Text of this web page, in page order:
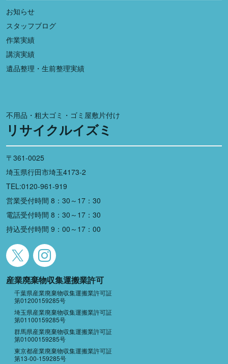
お知らせ
スタッフブログ
作業実績
講演実績
遺品整理・生前整理実績
不用品・粗大ゴミ・ゴミ屋敷片付け
リサイクルイズミ
〒361-0025
埼玉県行田市埼玉4173-2
TEL:0120-961-919
営業受付時間 8：30～17：30
電話受付時間 8：30～17：30
持込受付時間 9：00～17：00
産業廃棄物収集運搬業許可
千葉県産業廃棄物収集運搬業許可証
第01200159285号
埼玉県産業廃棄物収集運搬業許可証
第01100159285号
群馬県産業廃棄物収集運搬業許可証
第01000159285号
東京都産業廃棄物収集運搬業許可証
第13-00-159285号